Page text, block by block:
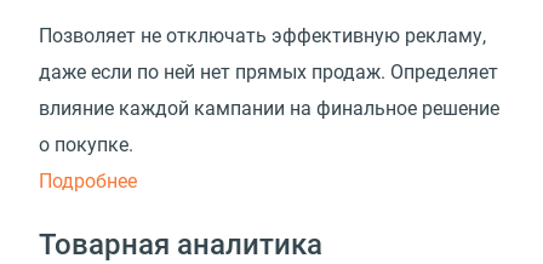
Позволяет не отключать эффективную рекламу,
даже если по ней нет прямых продаж. Определяет
влияние каждой кампании на финальное решение
о покупке.
Подробнее
Товарная аналитика